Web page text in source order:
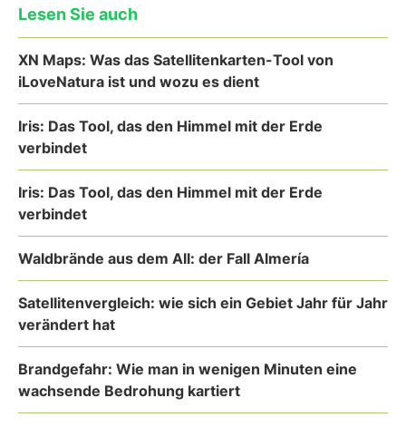
Lesen Sie auch
XN Maps: Was das Satellitenkarten-Tool von
iLoveNatura ist und wozu es dient
Iris: Das Tool, das den Himmel mit der Erde
verbindet
Iris: Das Tool, das den Himmel mit der Erde
verbindet
Waldbrände aus dem All: der Fall Almería
Satellitenvergleich: wie sich ein Gebiet Jahr für Jahr
verändert hat
Brandgefahr: Wie man in wenigen Minuten eine
wachsende Bedrohung kartiert